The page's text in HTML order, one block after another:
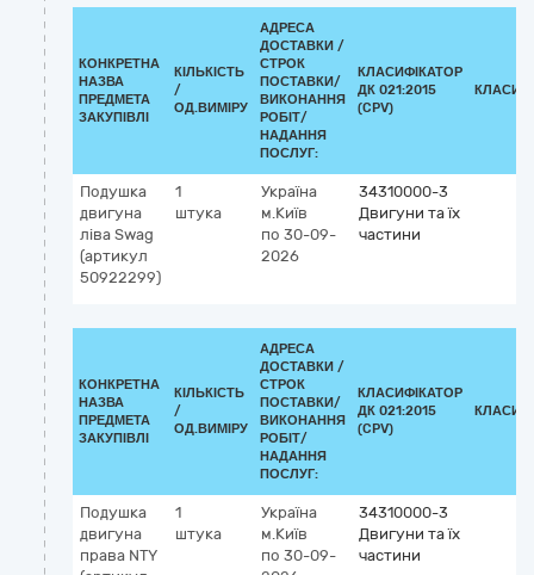
КОНКРЕТНА
НАЗВА
ПРЕДМЕТА
ЗАКУПІВЛІ
КІЛЬКІСТЬ
/
ОД.ВИМІРУ
АДРЕСА
ДОСТАВКИ /
СТРОК
ПОСТАВКИ/
ВИКОНАННЯ
РОБІТ/
НАДАННЯ
ПОСЛУГ:
КЛАСИФІКАТОР
ДК 021:2015
(CPV)
Подушка
двигуна
ліва Swag
(артикул
50922299)
1
штука
Україна
м.Київ
по 30-09-
2026
34310000-3
Двигуни та їх
частини
КОНКРЕТНА
НАЗВА
ПРЕДМЕТА
ЗАКУПІВЛІ
КІЛЬКІСТЬ
/
ОД.ВИМІРУ
АДРЕСА
ДОСТАВКИ /
СТРОК
ПОСТАВКИ/
ВИКОНАННЯ
РОБІТ/
НАДАННЯ
ПОСЛУГ:
КЛАСИФІКАТОР
ДК 021:2015
(CPV)
Подушка
двигуна
права NTY
1
штука
Україна
м.Київ
по 30-09-
34310000-3
Двигуни та їх
частини